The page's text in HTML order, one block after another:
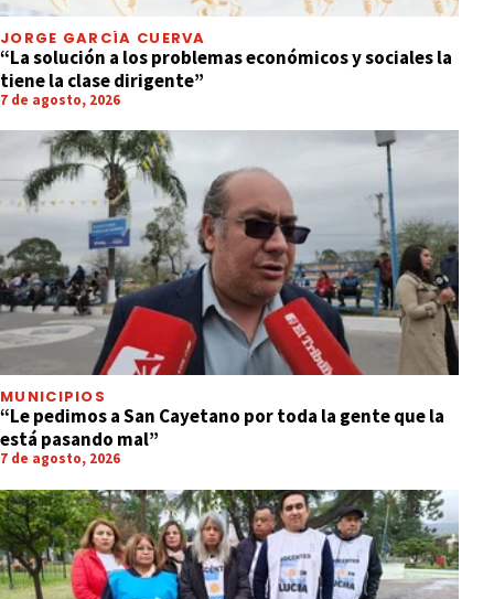
JORGE GARCÍA CUERVA
“La solución a los problemas económicos y sociales la
tiene la clase dirigente”
7 de agosto, 2026
MUNICIPIOS
“Le pedimos a San Cayetano por toda la gente que la
está pasando mal”
7 de agosto, 2026